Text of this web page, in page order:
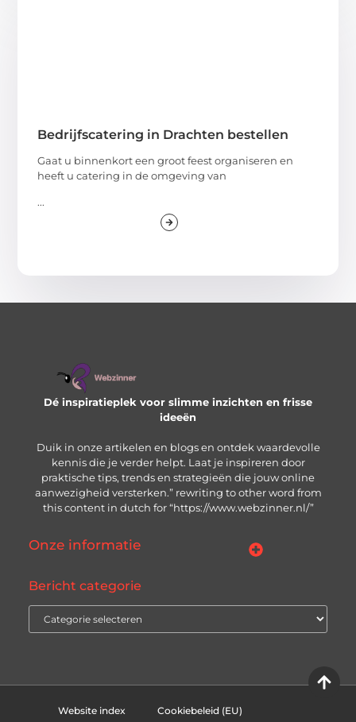
Bedrijfscatering in Drachten bestellen
Gaat u binnenkort een groot feest organiseren en
heeft u catering in de omgeving van
...
Dé inspiratieplek voor slimme inzichten en frisse
ideeën
Duik in onze artikelen en blogs en ontdek waardevolle
kennis die je verder helpt. Laat je inspireren door
praktische tips, trends en strategieën die jouw online
aanwezigheid versterken.” rewriting to other word from
this content in dutch for “https://www.webzinner.nl/”
Onze informatie
Bericht categorie
Website index Cookiebeleid (EU)